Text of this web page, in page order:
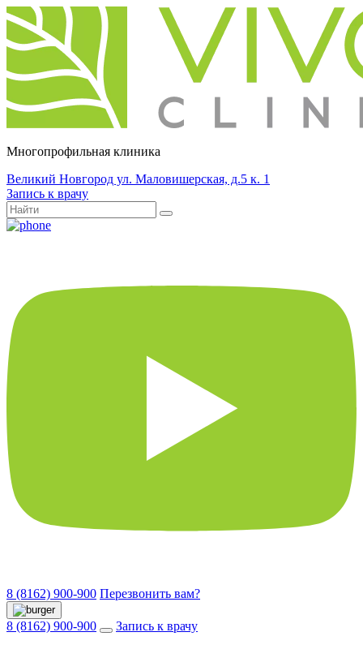
Многопрофильная клиника
Великий Новгород ул. Маловишерская, д.5 к. 1
Запись к врачу
8 (8162) 900-900 Перезвонить вам?
8 (8162) 900-900
Запись к врачу